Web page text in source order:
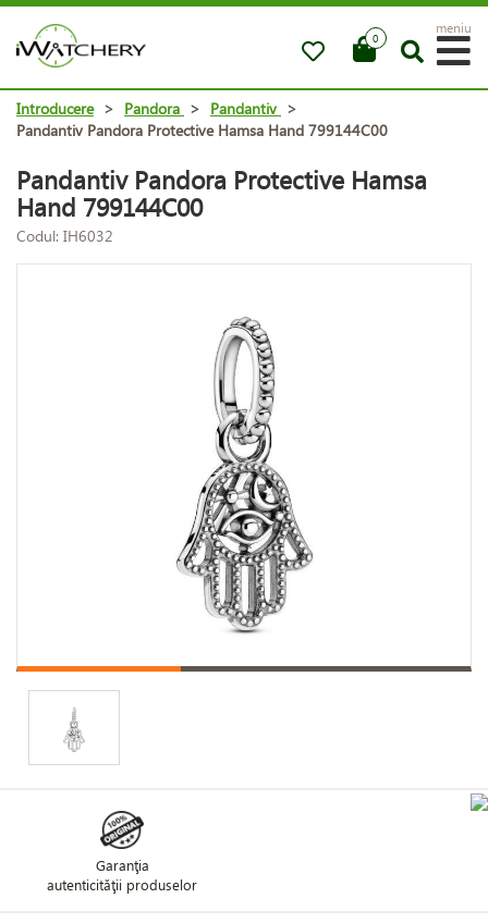
0
meniu
Introducere > Pandora > Pandantiv >
Pandantiv Pandora Protective Hamsa Hand 799144C00
Pandantiv Pandora Protective Hamsa
Hand 799144C00
Codul: IH6032
Garanţia
autenticităţii produselor